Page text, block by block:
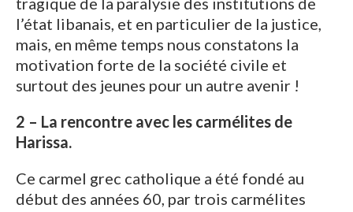
l’état libanais, et en particulier de la justice,
mais, en même temps nous constatons la
motivation forte de la société civile et
surtout des jeunes pour un autre avenir !
2 – La rencontre avec les carmélites de
Harissa.
Ce carmel grec catholique a été fondé au
début des années 60, par trois carmélites